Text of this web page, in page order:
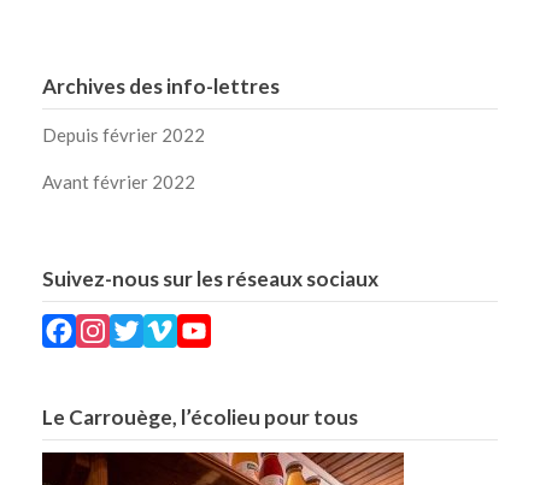
Archives des info-lettres
Depuis février 2022
Avant février 2022
Suivez-nous sur les réseaux sociaux
Facebook
Instagram
Twitter
Vimeo
Le Carrouège, l’écolieu pour tous